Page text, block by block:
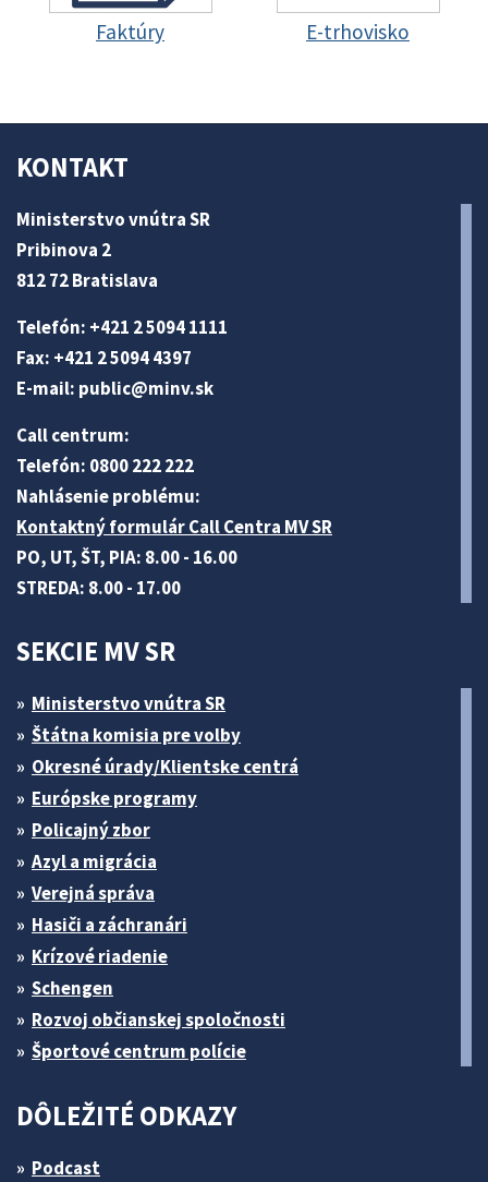
Faktúry E-trhovisko
KONTAKT
Ministerstvo vnútra SR
Pribinova 2
812 72 Bratislava
Telefón: +421 2 5094 1111
Fax: +421 2 5094 4397
E-mail: public@minv.sk
Call centrum:
Telefón: 0800 222 222
Nahlásenie problému:
Kontaktný formulár Call Centra MV SR
PO, UT, ŠT, PIA: 8.00 - 16.00
STREDA: 8.00 - 17.00
SEKCIE MV SR
Ministerstvo vnútra SR
Štátna komisia pre volby
Okresné úrady/Klientske centrá
Európske programy
Policajný zbor
Azyl a migrácia
Verejná správa
Hasiči a záchranári
Krízové riadenie
Schengen
Rozvoj občianskej spoločnosti
Športové centrum polície
DÔLEŽITÉ ODKAZY
Podcast